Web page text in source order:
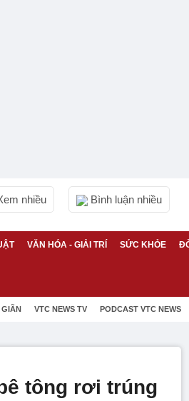
nhiều Bình luận nhiều
VĂN HÓA - GIẢI TRÍ SỨC KHỎE
VTC NEWS TV PODCAST VTC NEWS
tông rơi trúng